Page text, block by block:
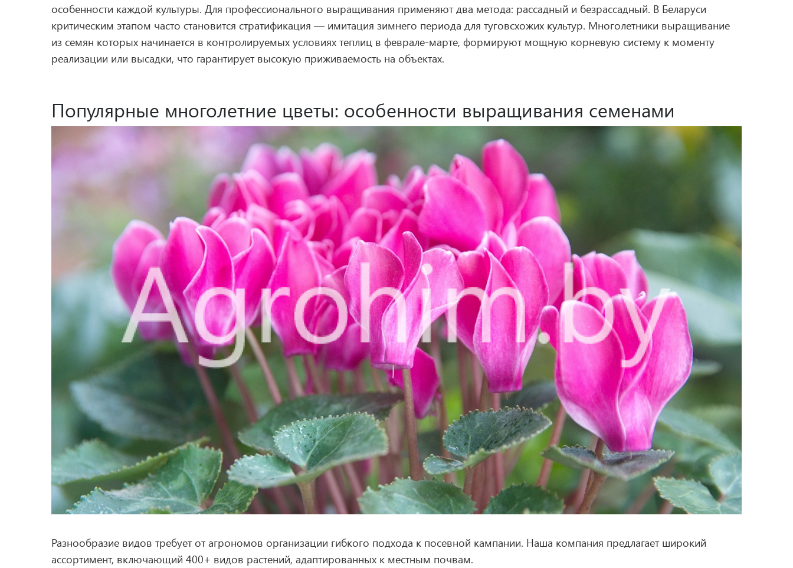
особенности каждой культуры. Для профессионального выращивания применяют два метода: рассадный и безрассадный. В Беларуси
критическим этапом часто становится стратификация — имитация зимнего периода для туговсхожих культур. Многолетники выращивание
из семян которых начинается в контролируемых условиях теплиц в феврале-марте, формируют мощную корневую систему к моменту
реализации или высадки, что гарантирует высокую приживаемость на объектах.
Популярные многолетние цветы: особенности выращивания семенами
Разнообразие видов требует от агрономов организации гибкого подхода к посевной кампании. Наша компания предлагает широкий
ассортимент, включающий 400+ видов растений, адаптированных к местным почвам.